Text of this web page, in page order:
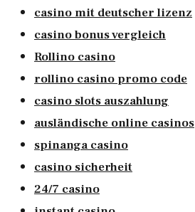
casino mit deutscher lizenz
casino bonus vergleich
Rollino casino
rollino casino promo code
casino slots auszahlung
ausländische online casinos
spinanga casino
casino sicherheit
24/7 casino